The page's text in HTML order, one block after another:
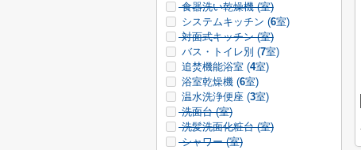
食器洗い乾燥機 (室)
システムキッチン (6室)
対面式キッチン (室)
バス・トイレ別 (7室)
追焚機能浴室 (4室)
浴室乾燥機 (6室)
温水洗浄便座 (3室)
洗面台 (室)
洗髪洗面化粧台 (室)
シャワー (室)